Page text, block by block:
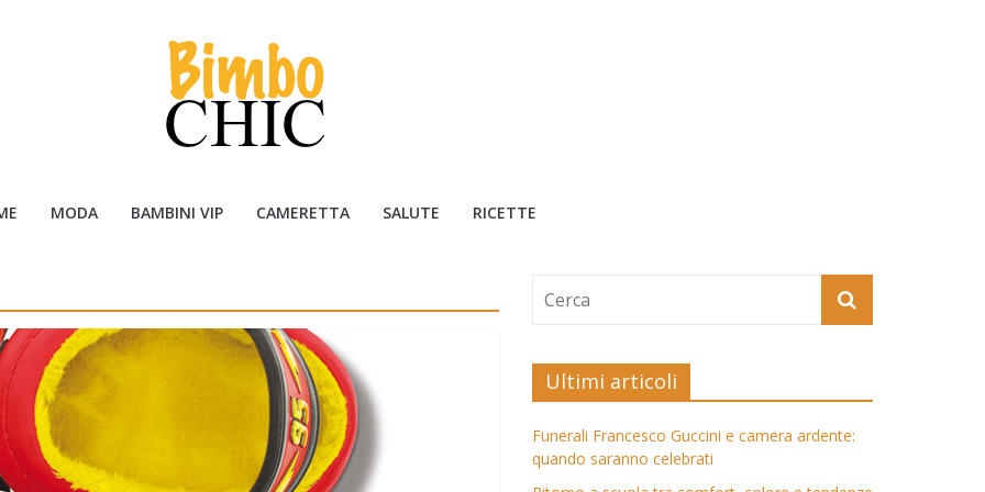
MODA BAMBINI VIP CAMERETTA SALUTE RICETTE
Ultimi articoli
Funerali Francesco Guccini e camera ardente:
quando saranno celebrati